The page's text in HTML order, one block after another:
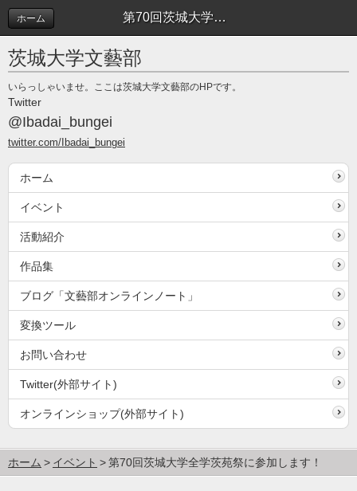
第70回茨城大学全学茨苑祭に参加します！ | イベント
ホーム
茨城大学文藝部
いらっしゃいませ。ここは茨城大学文藝部のHPです。
Twitter
@Ibadai_bungei
twitter.com/Ibadai_bungei
ホーム
イベント
活動紹介
作品集
ブログ「文藝部オンラインノート」
変換ツール
お問い合わせ
Twitter(外部サイト)
オンラインショップ(外部サイト)
ホーム イベント 第70回茨城大学全学茨苑祭に参加します！